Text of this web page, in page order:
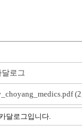
로그
달로그입니다.